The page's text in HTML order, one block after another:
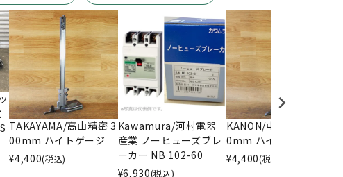
TAKAYAMA/高山精密 3
00mm ハイトゲージ
¥4,400(税込)
Kawamura/河村電器
産業 ノーヒューズブレ
ーカー NB 102-60
¥6,930(税込)
KANON/中村製作所 30
0mm ハイトゲージ
¥4,400(税込)